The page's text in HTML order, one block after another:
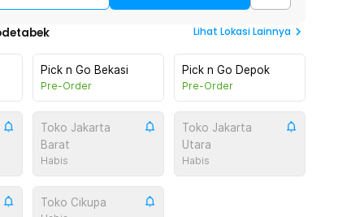
Lihat Lokasi Lainnya
Pick n Go Bekasi
Pre-Order
Pick n Go Depok
Pre-Order
Toko Jakarta
Barat
Habis
Toko Jakarta
Utara
Habis
Toko Cikupa